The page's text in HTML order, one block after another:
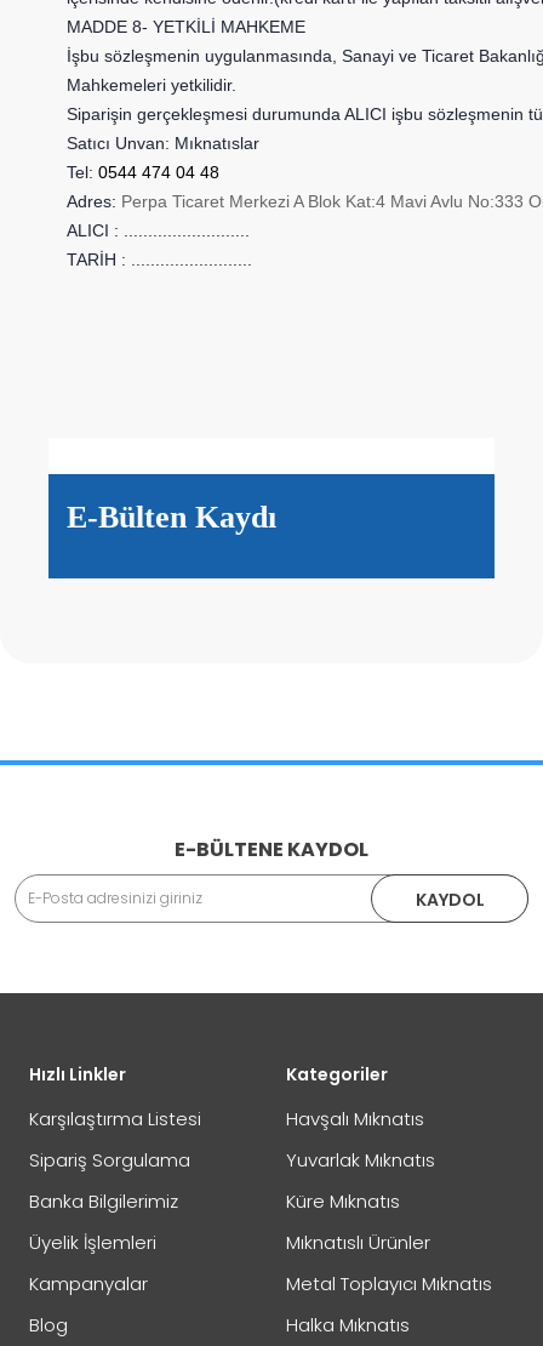
MADDE 8- YETKİLİ MAHKEME
İşbu sözleşmenin uygulanmasında, Sanayi ve Ticaret
Mahkemeleri yetkilidir.
Siparişin gerçekleşmesi durumunda ALICI işbu sözleşmenin
Satıcı Unvan: Mıknatıslar
Tel: 0544 474 04 48
Adres: Perpa Ticaret Merkezi A Blok Kat:4 Mavi Avlu No:333
ALICI : ..........................
TARİH : .........................
E-Bülten Kaydı
E-BÜLTENE KAYDOL
KAYDOL
Hızlı Linkler
Karşılaştırma Listesi
Sipariş Sorgulama
Banka Bilgilerimiz
Üyelik İşlemleri
Kampanyalar
Blog
Kategoriler
Havşalı Mıknatıs
Yuvarlak Mıknatıs
Küre Mıknatıs
Mıknatıslı Ürünler
Metal Toplayıcı Mıknatıs
Halka Mıknatıs